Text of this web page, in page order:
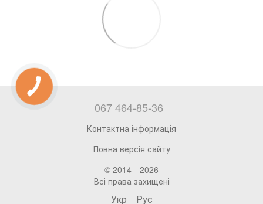
067 464-85-36
Контактна інформація
Повна версія сайту
© 2014—2026
Всі права захищені
Укр Рус